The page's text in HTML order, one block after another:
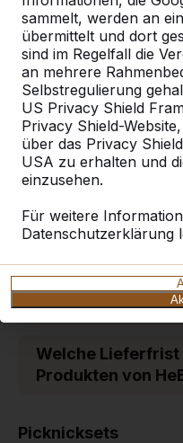
sammelt, werden an
übermittelt und dort
sind im Regelfall die
an mehrere
Selbstregulierung
US Privacy Shield
Privacy Shield-
über das Privacy
USA zu erhalten und
einzusehen.
Für weitere
Datenschutzerklärung
Wie schwer sind
Bänke aus Beton?
Welche Vorteile
aus Beton für
HeBlad?
Sitzflächen der
Welches
Bestellung von
aus Beton?
Welche Lieferfrist
Produkten von
Picknicksets